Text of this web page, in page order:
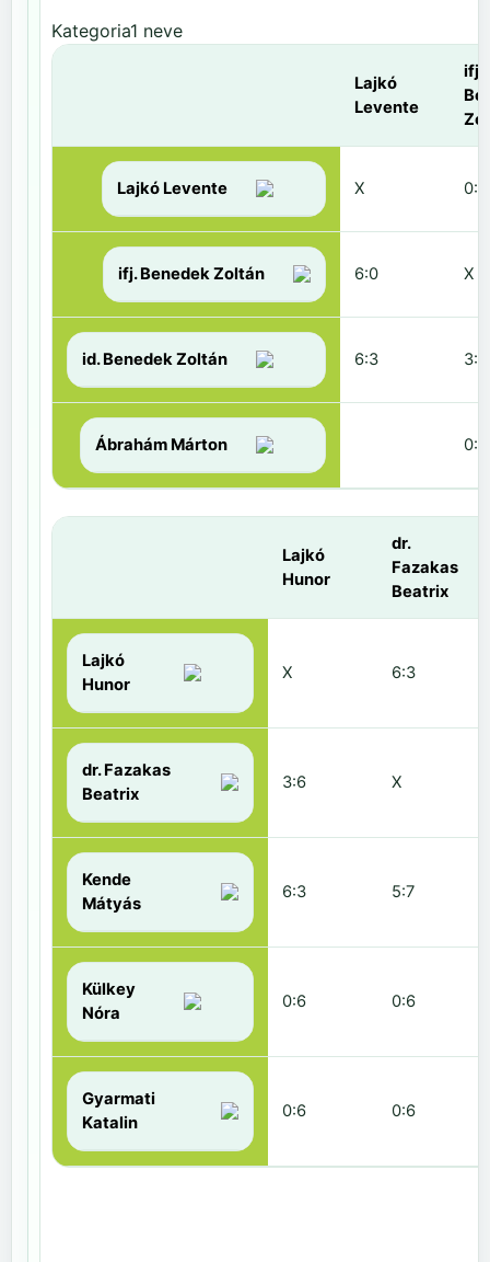
Kategoria1 neve
Lajkó
Levente
ifj.
Lajkó Levente X 0:6
ifj. Benedek Zoltán 6:0 X
id. Benedek Zoltán 6:3 3:6
Ábrahám Márton 0:6
Lajkó
Hunor
dr.
Fazakas
Beatrix
Lajkó
Hunor
X 6:3
dr. Fazakas
Beatrix
3:6 X
Kende
Mátyás
6:3 5:7
Külkey
Nóra
0:6 0:6
Gyarmati
Katalin
0:6 0:6